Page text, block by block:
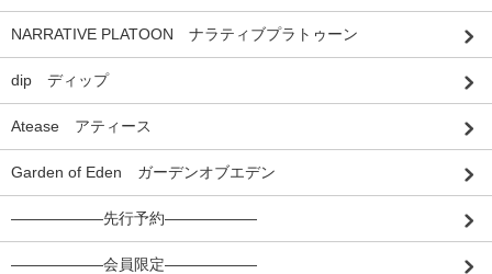
NARRATIVE PLATOON ナラティブプラトゥーン
dip ディップ
Atease アティース
Garden of Eden ガーデンオブエデン
――――――先行予約――――――
――――――会員限定――――――